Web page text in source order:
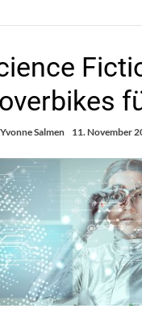
Yvonne Salmen 11. November